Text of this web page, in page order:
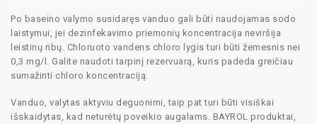
Po baseino valymo susidaręs vanduo gali būti naudojamas sodo
laistymui, jei dezinfekavimo priemonių koncentracija neviršija
leistinų ribų. Chloruoto vandens chloro lygis turi būti žemesnis nei
0,3 mg/l. Galite naudoti tarpinį rezervuarą, kuris padeda greičiau
sumažinti chloro koncentraciją.
Vanduo, valytas aktyviu deguonimi, taip pat turi būti visiškai
išskaidytas, kad neturėtų poveikio augalams. BAYROL produktai,